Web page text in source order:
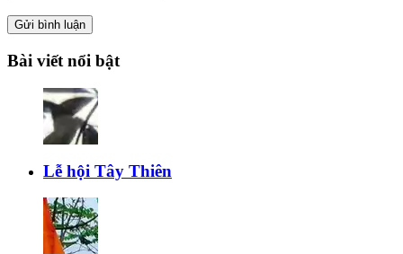
Gửi bình luận
Bài viết nổi bật
Lễ hội Tây Thiên